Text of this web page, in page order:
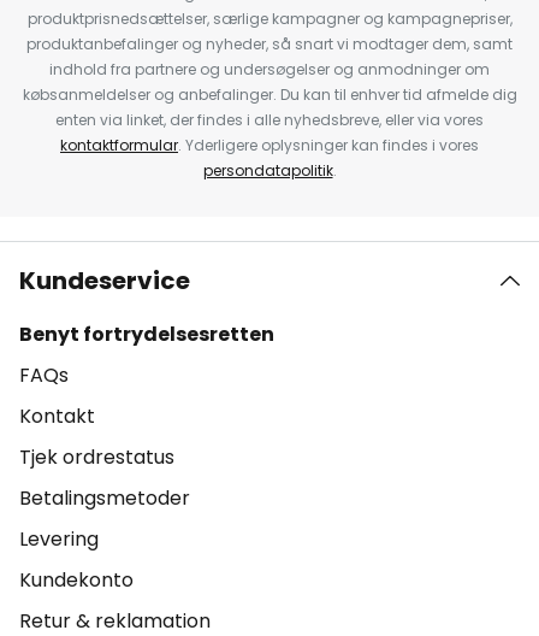
produktprisnedsættelser, særlige kampagner og kampagnepriser,
produktanbefalinger og nyheder, så snart vi modtager dem, samt
indhold fra partnere og undersøgelser og anmodninger om
købsanmeldelser og anbefalinger. Du kan til enhver tid afmelde dig
enten via linket, der findes i alle nyhedsbreve, eller via vores
kontaktformular. Yderligere oplysninger kan findes i vores
persondatapolitik.
Kundeservice
Benyt fortrydelsesretten
FAQs
Kontakt
Tjek ordrestatus
Betalingsmetoder
Levering
Kundekonto
Retur & reklamation